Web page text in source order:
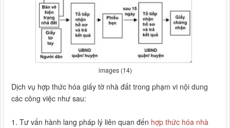
images (14)
Dịch vụ hợp thức hóa giấy tờ nhà đất trong phạm vi nội dung
các công việc như sau:
1. Tư vấn hành lang pháp lý liên quan đến hợp thức hóa nhà